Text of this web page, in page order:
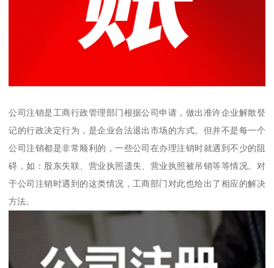
公司注销是工商行政管理部门根据公司申请，做出准许企业解散登
记的行政决定行为，是企业合法退出市场的方式。但并不是每一个
公司注销都是非常顺利的，一些公司在办理注销时就遇到不少的阻
碍，如：股东失联、营业执照遗失、营业执照被吊销等等情况。对
于公司注销时遇到的这类情况，工商部门对此也给出了相应的解决
方法。